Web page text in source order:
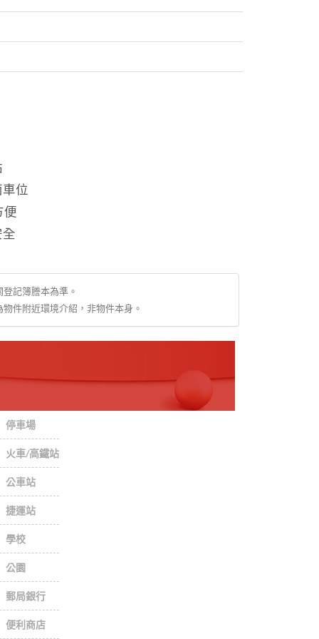
位
便
記簿謄本為準。
件附近環境介紹，非物件本身。
停車場
火車/高鐵站
公車站
捷運站
學校
公園
郵局銀行
便利商店